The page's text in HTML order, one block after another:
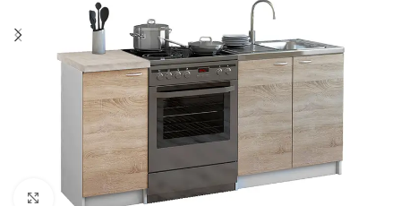
Κάντε κλικ για μεγέθυνση